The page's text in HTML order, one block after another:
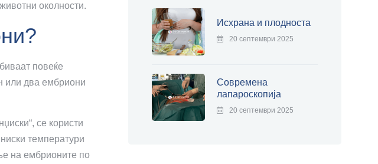
околности.
повеќе
или два ембриони
се користи
температури
на ембрионите по
Исхрана и плодноста
20 септември 2025
Современа
лапароскопија
20 септември 2025